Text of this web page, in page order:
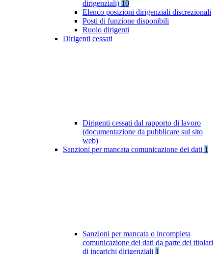
dirigenziali) 10
Elenco posizioni dirigenziali discrezionali
Posti di funzione disponibili
Ruolo dirigenti
Dirigenti cessati
Dirigenti cessati dal rapporto di lavoro
(documentazione da pubblicare sul sito
web)
Sanzioni per mancata comunicazione dei dati 1
Sanzioni per mancata o incompleta
comunicazione dei dati da parte dei titolari
di incarichi dirigenziali 1